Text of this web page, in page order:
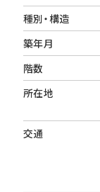
種別・構造
築年月
階数
所在地
交通